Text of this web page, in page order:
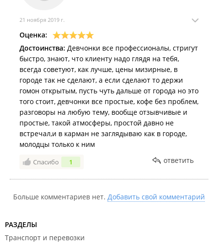
21 ноября 2019 г.
Оценка:
Достоинства: Девчонки все профессионалы, стригут
быстро, знают, что клиенту надо глядя на тебя,
всегда советуют, как лучше, цены мизирные, в
городе так не сделают, а если сделают то держи
гомон открытым, пусть чуть дальше от города но это
того стоит, девчонки все простые, кофе без проблем,
разговоры на любую тему, вообще отзывчивые и
простые, такой атмосферы, простой давно не
встречал,и в карман не заглядываю как в городе,
молодцы только к ним
Спасибо 1 ответить
Больше комментариев нет. Добавить свой комментарий
РАЗДЕЛЫ
Транспорт и перевозки